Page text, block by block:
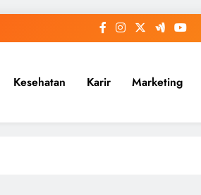
Kesehatan Karir Marketing